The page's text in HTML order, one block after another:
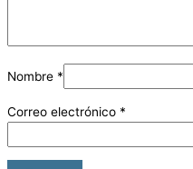
Nombre *
Correo electrónico *